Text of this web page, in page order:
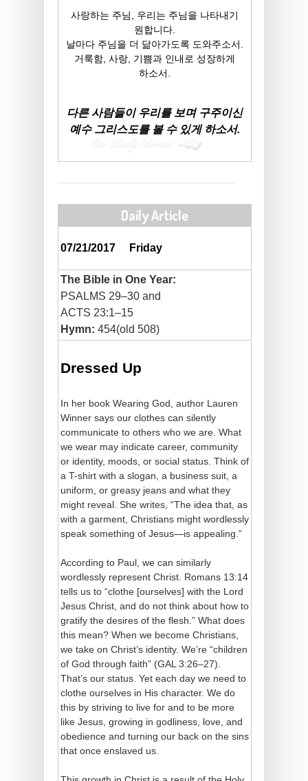
사랑하는 주님, 우리는 주님을 나타내기
원합니다.
날마다 주님을 더 닮아가도록 도와주소서.
거룩함, 사랑, 기쁨과 인내로 성장하게
하소서.
다른 사람들이 우리를 보며 구주이신
예수 그리스도를 볼 수 있게 하소서.
Daily Article
07/21/2017Friday
The Bible in One Year:
PSALMS 29–30 and
ACTS 23:1–15
Hymn: 454(old 508)
Dressed Up
In her book Wearing God, author Lauren
Winner says our clothes can silently
communicate to others who we are. What
we wear may indicate career, community
or identity, moods, or social status. Think of
a T-shirt with a slogan, a business suit, a
uniform, or greasy jeans and what they
might reveal. She writes, “The idea that, as
with a garment, Christians might wordlessly
speak something of Jesus—is appealing.”
According to Paul, we can similarly
wordlessly represent Christ. Romans 13:14
tells us to “clothe [ourselves] with the Lord
Jesus Christ, and do not think about how to
gratify the desires of the flesh.” What does
this mean? When we become Christians,
we take on Christ’s identity. We’re “children
of God through faith” (GAL 3:26–27).
That’s our status. Yet each day we need to
clothe ourselves in His character. We do
this by striving to live for and to be more
like Jesus, growing in godliness, love, and
obedience and turning our back on the sins
that once enslaved us.